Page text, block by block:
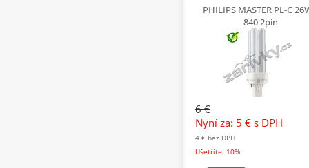
PHILIPS MASTER PL-C
840 2pin
6 €
Nyní za: 5 € s DPH
4 € bez DPH
Ušetříte: 10%